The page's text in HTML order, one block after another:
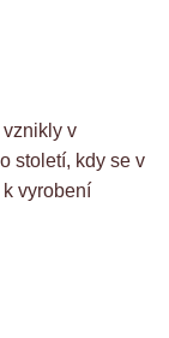
v
století, kdy se v
vyrobení